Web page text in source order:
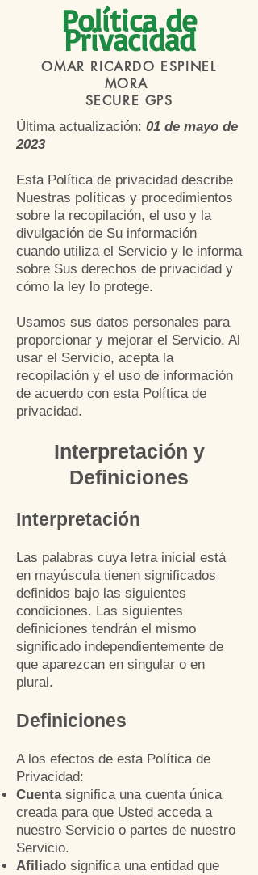
Política de
Privacidad
OMAR RICARDO ESPINEL
MORA
SECURE GPS
Última actualización: 01 de mayo de
2023
Esta Política de privacidad describe
Nuestras políticas y procedimientos
sobre la recopilación, el uso y la
divulgación de Su información
cuando utiliza el Servicio y le informa
sobre Sus derechos de privacidad y
cómo la ley lo protege.
Usamos sus datos personales para
proporcionar y mejorar el Servicio. Al
usar el Servicio, acepta la
recopilación y el uso de información
de acuerdo con esta Política de
privacidad.
Interpretación y
Definiciones
Interpretación
Las palabras cuya letra inicial está
en mayúscula tienen significados
definidos bajo las siguientes
condiciones. Las siguientes
definiciones tendrán el mismo
significado independientemente de
que aparezcan en singular o en
plural.
Definiciones
A los efectos de esta Política de
Privacidad:
Cuentasignifica una cuenta única
creada para que Usted acceda a
nuestro Servicio o partes de nuestro
Servicio.
Afiliado significa una entidad que